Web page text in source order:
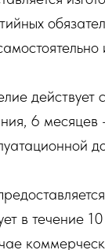
действует
6
в течение